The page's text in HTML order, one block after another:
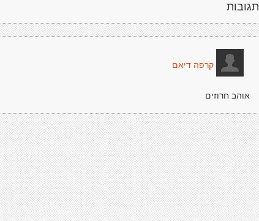
תגובות
קרפה דיאם
אוהב חרוזים